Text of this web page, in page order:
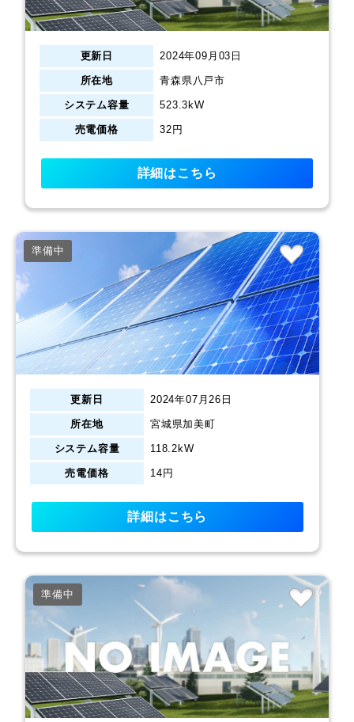
更新日 2024年09月03日
所在地 青森県八戸市
システム容量 523.3kW
売電価格 32円
詳細はこちら
準備中
更新日 2024年07月26日
所在地 宮城県加美町
システム容量 118.2kW
売電価格 14円
詳細はこちら
準備中